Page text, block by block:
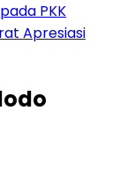
PKK
Apresiasi